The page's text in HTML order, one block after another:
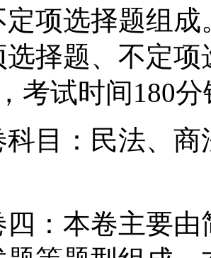
项选择题组
择题、不定
考试时间180分
：民法、商
本卷主要由